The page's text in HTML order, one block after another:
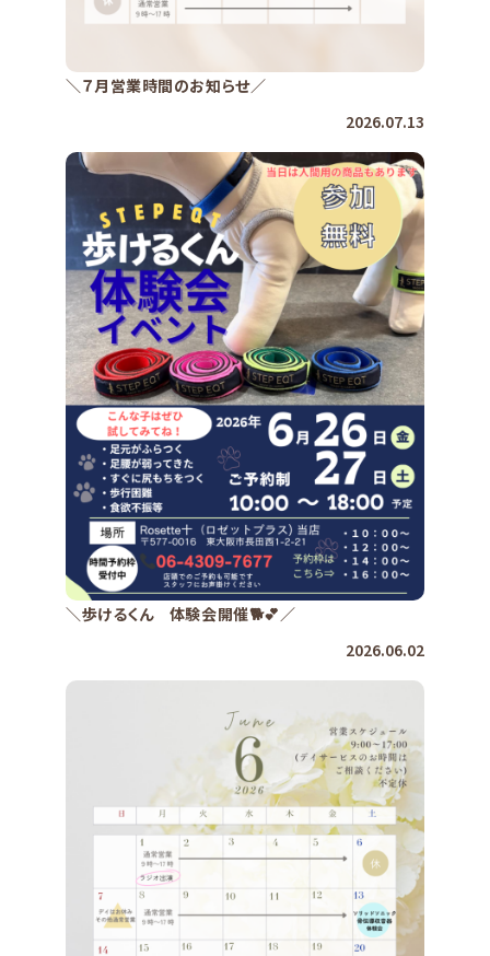
＼７月営業時間のお知らせ／
2026.07.13
＼歩けるくん 体験会開催🐕️💕／
2026.06.02